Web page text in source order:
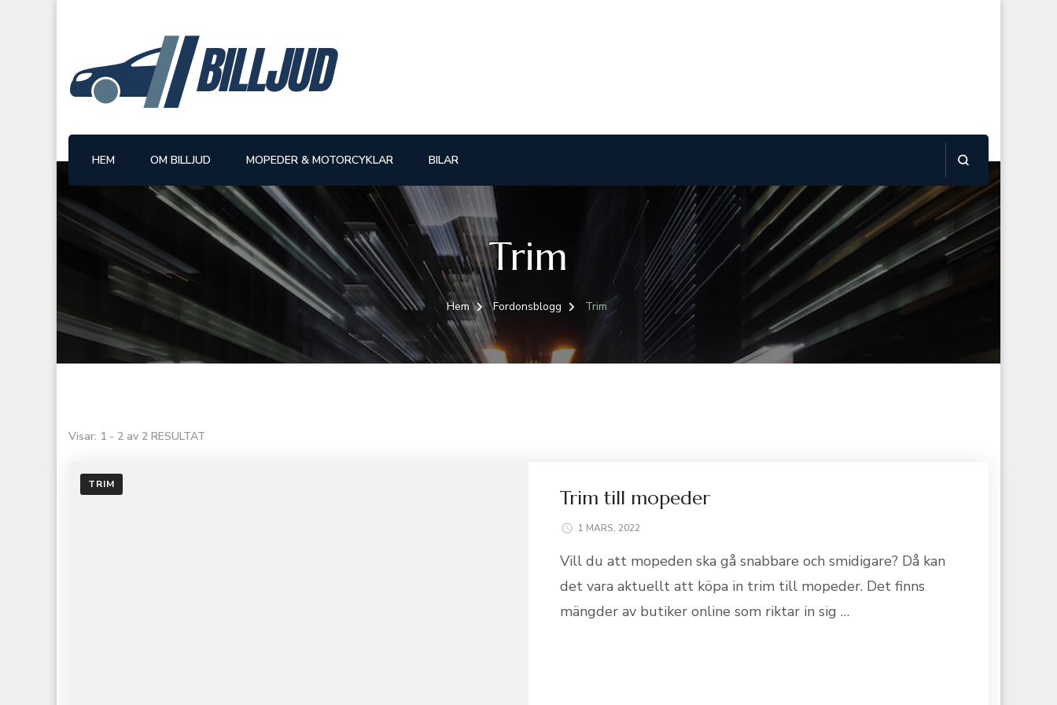
BILLJUD
HEM OM BILLJUD MOPEDER & MOTORCYKLAR BILAR
Trim
Hem Fordonsblogg Trim
Visar: 1 - 2 av 2 RESULTAT
TRIM
Trim till mopeder
1 MARS, 2022
Vill du att mopeden ska gå snabbare och smidigare? Då kan
det vara aktuellt att köpa in trim till mopeder. Det finns
mängder av butiker online som riktar in sig …